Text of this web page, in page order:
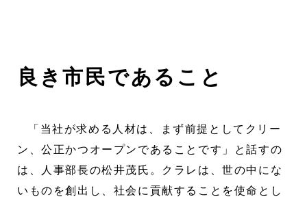
良き市民であること
「当社が求める人材は、まず前提としてクリー
ン、公正かつオープンであることです」と話すの
は、人事部長の松井茂氏。クラレは、世の中にな
いものを創出し、社会に貢献することを使命とし